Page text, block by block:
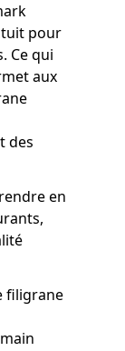
pour
Ce qui
aux
des
en
filigrane